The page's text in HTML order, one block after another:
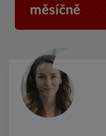
měsíčně